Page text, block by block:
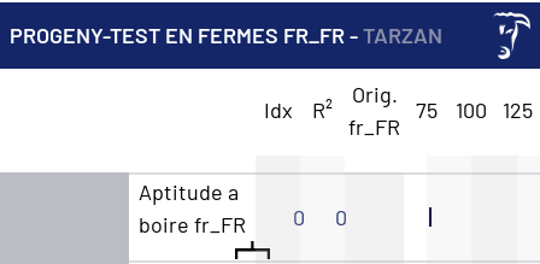
PROGENY-TEST EN FERMES FR_FR -TARZAN
Idx R²
Orig.
fr_FR
75 100 125
Aptitude a
boire fr_FR
0 0